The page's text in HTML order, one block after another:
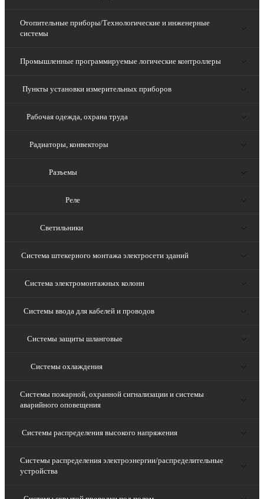
Отопительные приборы/Технологические и инженерные
системы
Промышленные программируемые логические контроллеры
Пункты установки измерительных приборов
Рабочая одежда, охрана труда
Радиаторы, конвекторы
Разъемы
Реле
Светильники
Система штекерного монтажа электросети зданий
Система электромонтажных колонн
Системы ввода для кабелей и проводов
Системы защиты шланговые
Системы охлаждения
Системы пожарной, охранной сигнализации и системы
аварийного оповещения
Системы распределения высокого напряжения
Системы распределения электроэнергии/распределительные
устройства